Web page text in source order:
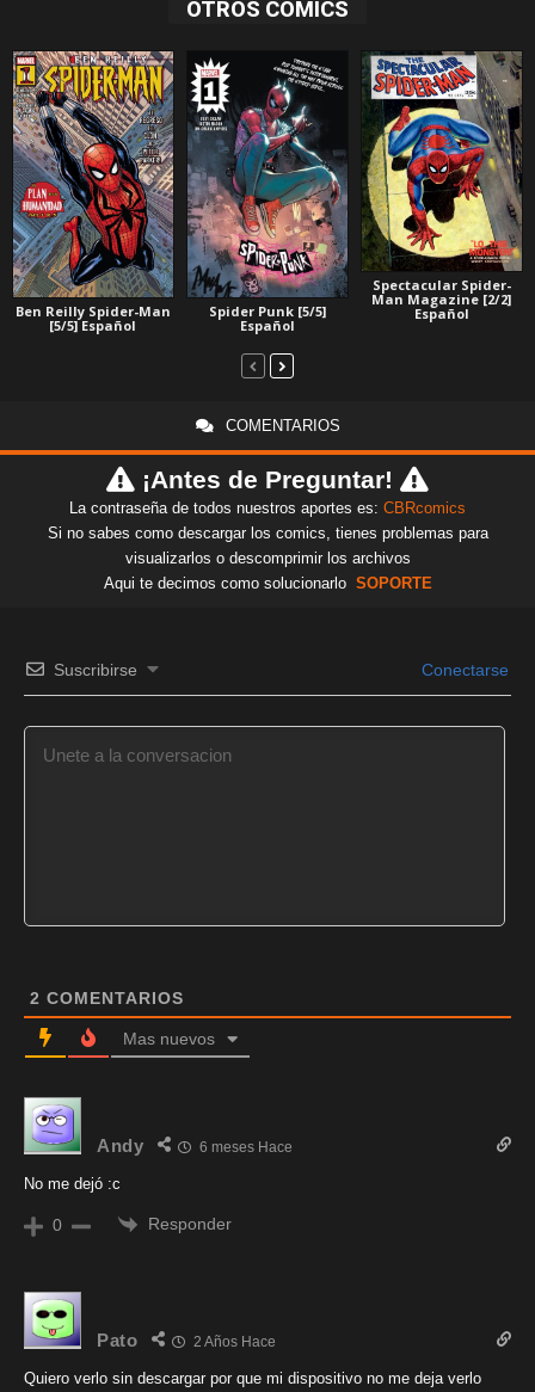
OTROS COMICS
Ben Reilly Spider-Man
[5/5] Español
Spider Punk [5/5]
Español
Spectacular Spider-
Man Magazine [2/2]
Español
COMENTARIOS
¡Antes de Preguntar!
La contraseña de todos nuestros aportes es: CBRcomics
Si no sabes como descargar los comics, tienes problemas para
visualizarlos o descomprimir los archivos
Aqui te decimos como solucionarlo SOPORTE
Suscribirse Conectarse
2 COMENTARIOS
Mas nuevos
Andy 6 meses Hace
No me dejó :c
0 Responder
Pato 2 Años Hace
Quiero verlo sin descargar por que mi dispositivo no me deja verlo